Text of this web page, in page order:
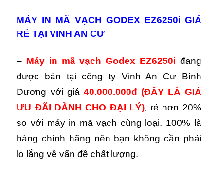
MÁY IN MÃ VẠCH GODEX EZ6250i GIÁ
RẺ TẠI VINH AN CƯ
– Máy in mã vạch Godex EZ6250i đang
được bán tại công ty Vinh An Cư Bình
Dương với giá 40.000.000đ (ĐÂY LÀ GIÁ
ƯU ĐÃI DÀNH CHO ĐẠI LÝ), rẻ hơn 20%
so với máy in mã vạch cùng loại. 100% là
hàng chính hãng nên bạn không cần phải
lo lắng về vấn đề chất lượng.